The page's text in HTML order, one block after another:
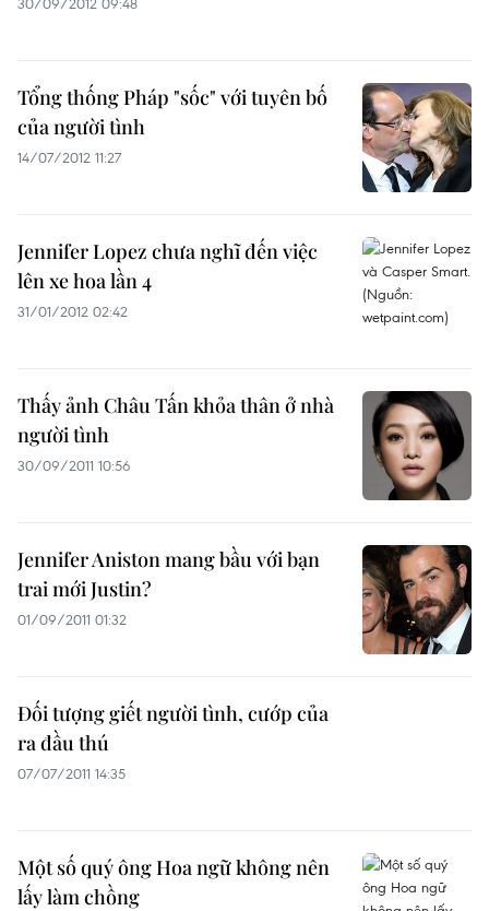
Tổng thống Pháp "sốc" với tuyên bố
của người tình
14/07/2012 11:27
Jennifer Lopez chưa nghĩ đến việc
lên xe hoa lần 4
31/01/2012 02:42
Thấy ảnh Châu Tấn khỏa thân ở nhà
người tình
30/09/2011 10:56
Jennifer Aniston mang bầu với bạn
trai mới Justin?
01/09/2011 01:32
Đối tượng giết người tình, cướp của
ra đầu thú
07/07/2011 14:35
Một số quý ông Hoa ngữ không nên
lấy làm chồng